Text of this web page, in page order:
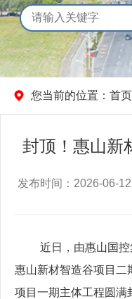
您当前的位置： 首页
封顶！惠山新
发布时间：2026-06-
近日，由惠山国控
惠山新材智造谷项目二
项目一期主体工程圆满